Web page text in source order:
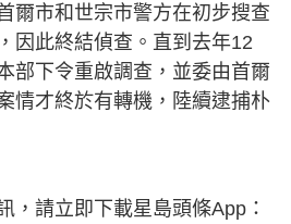
爾市和世宗市警方在初步搜查
因此終結偵查。直到去年12
部下令重啟調查，並委由首爾
情才終於有轉機，陸續逮捕朴
，請立即下載星島頭條App：